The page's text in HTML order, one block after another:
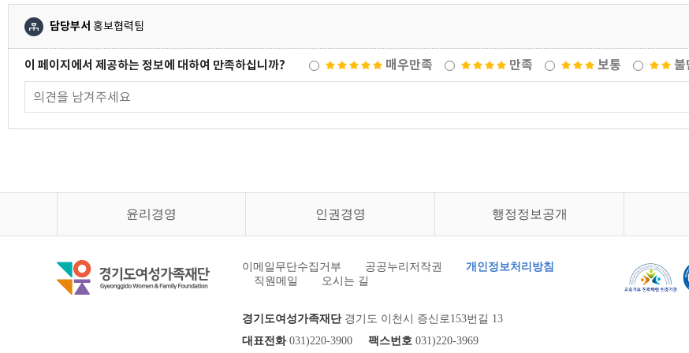
담당부서 홍보협력팀
이 페이지에서 제공하는 정보에 대하여 만족하십니까? 매우만족 만족 보통 불
윤리경영 인권경영 행정정보공개
이메일무단수집거부 공공누리저작권
개인정보처리방침
직원메일
오시는 길
경기도여성가족재단경기도 이천시 증신로153번길 13
대표전화031)220-3900 팩스번호 031)220-3969